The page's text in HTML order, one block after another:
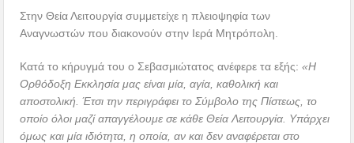
Στην Θεία Λειτουργία συμμετείχε η πλειοψηφία των
Αναγνωστών που διακονούν στην Ιερά Μητρόπολη.
Κατά το κήρυγμά του ο Σεβασμιώτατος ανέφερε τα εξής:«Η
Ορθόδοξη Εκκλησία μας είναι μία, αγία, καθολική και
αποστολική. Έτσι την περιγράφει το Σύμβολο της Πίστεως, το
οποίο όλοι μαζί απαγγέλουμε σε κάθε Θεία Λειτουργία. Υπάρχει
όμως και μία ιδιότητα, η οποία, αν και δεν αναφέρεται στο